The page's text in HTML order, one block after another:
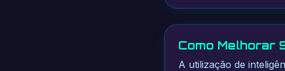
Como Melhorar
A utilização de